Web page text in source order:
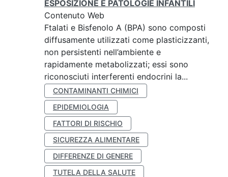
ESPOSIZIONE E PATOLOGIE INFANTILI
Contenuto Web
Ftalati e Bisfenolo A (BPA) sono composti
diffusamente utilizzati come plasticizzanti,
non persistenti nell’ambiente e
rapidamente metabolizzati; essi sono
riconosciuti interferenti endocrini la...
CONTAMINANTI CHIMICI
EPIDEMIOLOGIA
FATTORI DI RISCHIO
SICUREZZA ALIMENTARE
DIFFERENZE DI GENERE
TUTELA DELLA SALUTE